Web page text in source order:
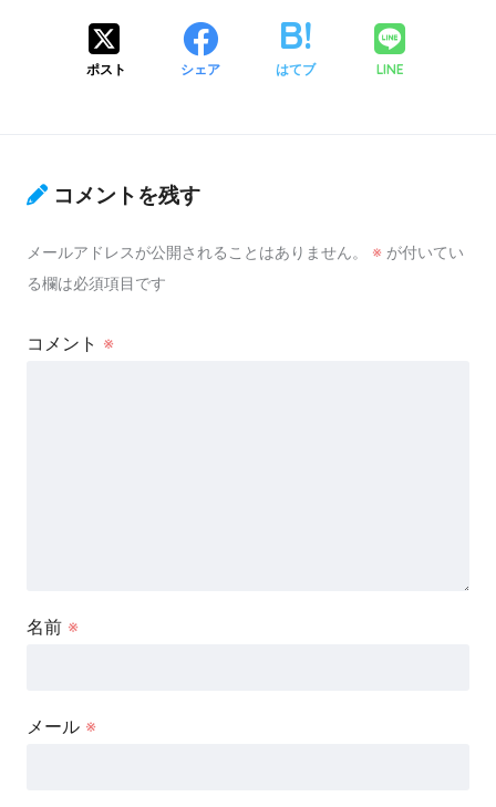
ポスト シェア はてブ LINE
コメントを残す
メールアドレスが公開されることはありません。 ※ が付いてい
る欄は必須項目です
コメント ※
名前 ※
メール ※